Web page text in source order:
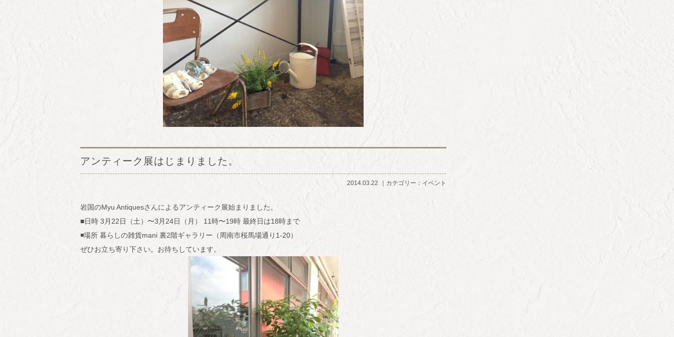
アンティーク展はじまりました。
2014.03.22 カテゴリー： イベント
岩国のMyu Antiquesさんによるアンティーク展始まりました。
■日時 3月22日（土）〜3月24日（月） 11時〜19時 最終日は18時まで
◾場所 暮らしの雑貨mani 裏2階ギャラリー（周南市桜馬場通り1-20）
ぜひお立ち寄り下さい。お待ちしています。